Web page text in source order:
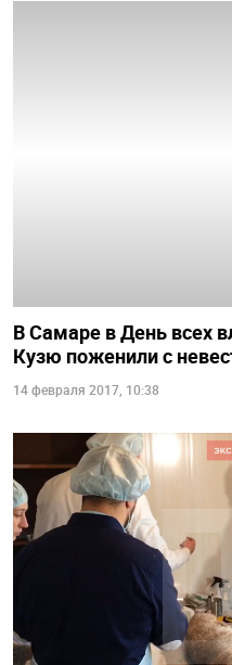
В Самаре в День всех
Кузю поженили с
14 февраля 2017, 10:38